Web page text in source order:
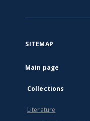
SITEMAP
Main page
Collections
Literature